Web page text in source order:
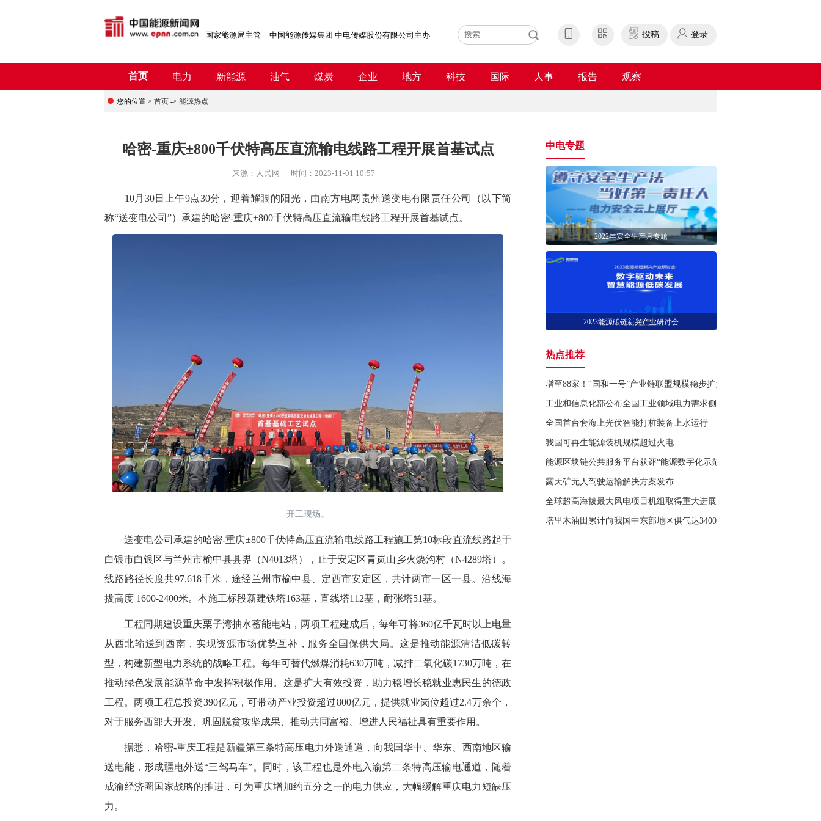
国家能源局主管 中国能源传媒集团 中电传媒股份有限公司主办 投稿 登录
首页 电力 新能源 油气 煤炭 企业 地方 科技 国际 人事 报告 观察
您的位置 > 首页 -> 能源热点
哈密-重庆±800千伏特高压直流输电线路工程开展首基试点
来源： 人民网 时间： 2023-11-01 10:57
10月30日上午9点30分，迎着耀眼的阳光，由南方电网贵州送变电有限责任公司（以下简
称“送变电公司”）承建的哈密-重庆±800千伏特高压直流输电线路工程开展首基试点。
开工现场。
送变电公司承建的哈密-重庆±800千伏特高压直流输电线路工程施工第10标段直流线路起于
白银市白银区与兰州市榆中县县界（N4013塔），止于安定区青岚山乡火烧沟村（N4289塔）。
线路路径长度共97.618千米，途经兰州市榆中县、定西市安定区，共计两市一区一县。沿线海
拔高度 1600-2400米。本施工标段新建铁塔163基，直线塔112基，耐张塔51基。
工程同期建设重庆栗子湾抽水蓄能电站，两项工程建成后，每年可将360亿千瓦时以上电量
从西北输送到西南，实现资源市场优势互补，服务全国保供大局。这是推动能源清洁低碳转
型，构建新型电力系统的战略工程。每年可替代燃煤消耗630万吨，减排二氧化碳1730万吨，在
推动绿色发展能源革命中发挥积极作用。这是扩大有效投资，助力稳增长稳就业惠民生的德政
工程。两项工程总投资390亿元，可带动产业投资超过800亿元，提供就业岗位超过2.4万余个，
对于服务西部大开发、巩固脱贫攻坚成果、推动共同富裕、增进人民福祉具有重要作用。
据悉，哈密-重庆工程是新疆第三条特高压电力外送通道，向我国华中、华东、西南地区输
送电能，形成疆电外送“三驾马车”。同时，该工程也是外电入渝第二条特高压输电通道，随着
成渝经济圈国家战略的推进，可为重庆增加约五分之一的电力供应，大幅缓解重庆电力短缺压
力。
中电专题
2022年安全生产月专题
2023能源碳链新兴产业研讨会
热点推荐
增至88家！“国和一号”产业链联盟规模稳步扩大
工业和信息化部公布全国工业领域电力需求侧管理典型案例
全国首台套海上光伏智能打桩装备上水运行
我国可再生能源装机规模超过火电
能源区块链公共服务平台获评“能源数字化示范工程”
露天矿无人驾驶运输解决方案发布
全球超高海拔最大风电项目机组取得重大进展
塔里木油田累计向我国中东部地区供气达3400亿立方米